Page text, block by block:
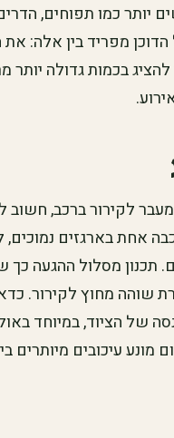
יותר כמו תפוחים,
מפריד בין אלה:
בכמות גדולה יותר
לקירור ברכב, חשוב
אחת בארגזים נמוכים,
תכנון מסלול ההגעה כך
שוהה מחוץ לקירור.
של הציוד, במיוחד
עיכובים מיותרים